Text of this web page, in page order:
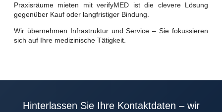
Praxisräume mieten mit verifyMED ist die clevere Lösung
gegenüber Kauf oder langfristiger Bindung.
Wir übernehmen Infrastruktur und Service – Sie fokussieren
sich auf Ihre medizinische Tätigkeit.
Hinterlassen Sie Ihre Kontaktdaten – wir